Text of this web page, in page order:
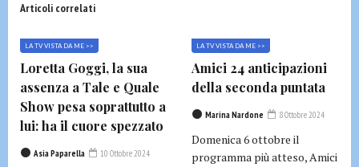
Articoli correlati
LA TV VISTA DA ME >>
Loretta Goggi, la sua
assenza a Tale e Quale
Show pesa soprattutto a
lui: ha il cuore spezzato
Asia Paparella 10 Ottobre 2024
LA TV VISTA DA ME >>
Amici 24 anticipazioni
della seconda puntata
Marina Nardone 8 Ottobre 2024
Domenica 6 ottobre il
programma più atteso, Amici